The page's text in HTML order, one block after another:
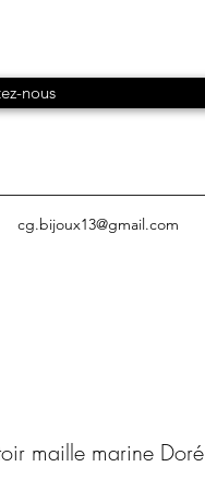
nous
cg.bijoux13@gmail.com
maille marine Doré